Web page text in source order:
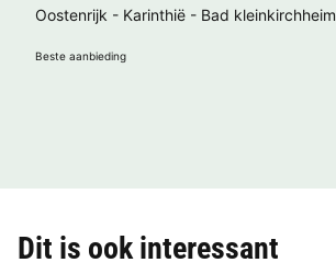
Oostenrijk - Karinthië - Bad kleinkirchheim
Beste aanbieding
Dit is ook interessant